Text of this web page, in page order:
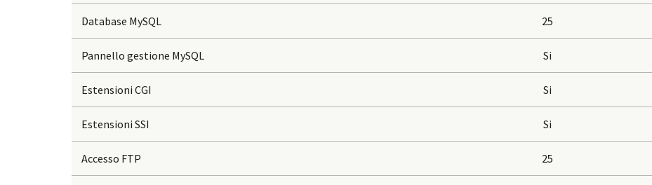
Database MySQL 25
Pannello gestione MySQL Si
Estensioni CGI Si
Estensioni SSI Si
Accesso FTP 25